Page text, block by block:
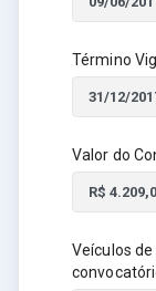
Término
Valor do
Veículos